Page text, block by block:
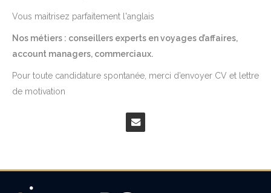
Vous maitrisez parfaitement l'anglais
Nos métiers : conseillers experts en voyages d’affaires,
account managers, commerciaux.
Pour toute candidature spontanée, merci d’envoyer CV et lettre
de motivation